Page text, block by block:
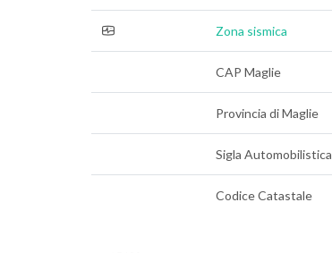
Zona sismica
CAP Maglie
Provincia di Maglie
Sigla Automobilistica
Codice Catastale